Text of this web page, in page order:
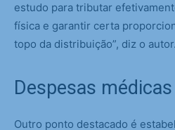
estudo para tributar
física e garantir certa
topo da distribuição”, diz o autor.
Despesas médicas
Outro ponto destacado é